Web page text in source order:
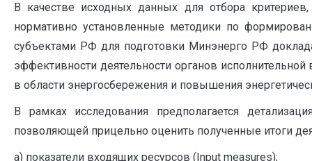
В качестве исходных данных для отбора
нормативно установленные методики по
субъектами РФ для подготовки Минэнерго РФ
эффективности деятельности органов
в области энергосбережения и повышения
В рамках исследования предполагается
позволяющей прицельно оценить полученные итоги
а) показатели входящих ресурсов (Input measures);